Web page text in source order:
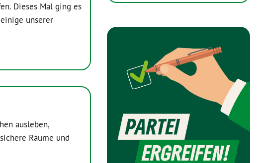
Dieses Mal ging es
unserer
ausleben,
Räume und